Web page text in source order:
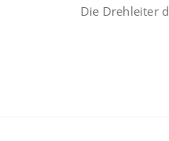
Die Drehleiter